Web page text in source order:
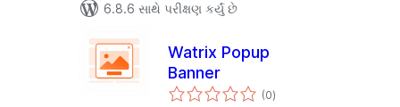
6.8.6 સાથે પરીક્ષણ કર્યું છે
Watrix Popup
Banner
(0કુલ
રેટિંગ્સ
)